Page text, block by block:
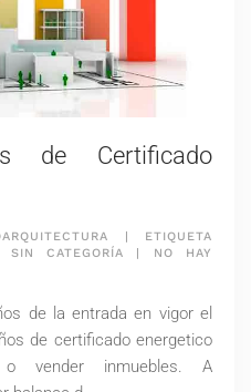
de Certificado
ETIQUETA
SIN CATEGORÍA
NO HAY
de la entrada en vigor el
de certificado energetico
o vender inmuebles. A